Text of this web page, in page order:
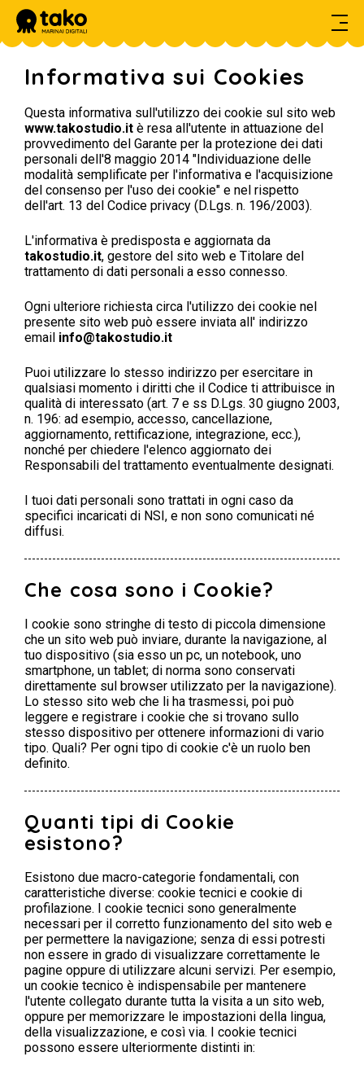
HOME
DIARIO DI BORDO
SERVIZI
PROGETTI
CONTATTI
Informativa sui Cookies
Questa informativa sull'utilizzo dei cookie sul sito web
www.takostudio.it è resa all'utente in attuazione del
provvedimento del Garante per la protezione dei dati
personali dell'8 maggio 2014 "Individuazione delle
modalità semplificate per l'informativa e l'acquisizione
del consenso per l'uso dei cookie" e nel rispetto
dell'art. 13 del Codice privacy (D.Lgs. n. 196/2003).
L'informativa è predisposta e aggiornata da
takostudio.it, gestore del sito web e Titolare del
trattamento di dati personali a esso connesso.
Ogni ulteriore richiesta circa l'utilizzo dei cookie nel
presente sito web può essere inviata all' indirizzo
email info@takostudio.it
Puoi utilizzare lo stesso indirizzo per esercitare in
qualsiasi momento i diritti che il Codice ti attribuisce in
qualità di interessato (art. 7 e ss D.Lgs. 30 giugno 2003,
n. 196: ad esempio, accesso, cancellazione,
aggiornamento, rettificazione, integrazione, ecc.),
nonché per chiedere l'elenco aggiornato dei
Responsabili del trattamento eventualmente designati.
I tuoi dati personali sono trattati in ogni caso da
specifici incaricati di NSI, e non sono comunicati né
diffusi.
Che cosa sono i Cookie?
I cookie sono stringhe di testo di piccola dimensione
che un sito web può inviare, durante la navigazione, al
tuo dispositivo (sia esso un pc, un notebook, uno
smartphone, un tablet; di norma sono conservati
direttamente sul browser utilizzato per la navigazione).
Lo stesso sito web che li ha trasmessi, poi può
leggere e registrare i cookie che si trovano sullo
stesso dispositivo per ottenere informazioni di vario
tipo. Quali? Per ogni tipo di cookie c'è un ruolo ben
definito.
Quanti tipi di Cookie
esistono?
Esistono due macro-categorie fondamentali, con
caratteristiche diverse: cookie tecnici e cookie di
profilazione. I cookie tecnici sono generalmente
necessari per il corretto funzionamento del sito web e
per permettere la navigazione; senza di essi potresti
non essere in grado di visualizzare correttamente le
pagine oppure di utilizzare alcuni servizi. Per esempio,
un cookie tecnico è indispensabile per mantenere
l'utente collegato durante tutta la visita a un sito web,
oppure per memorizzare le impostazioni della lingua,
della visualizzazione, e così via. I cookie tecnici
possono essere ulteriormente distinti in: